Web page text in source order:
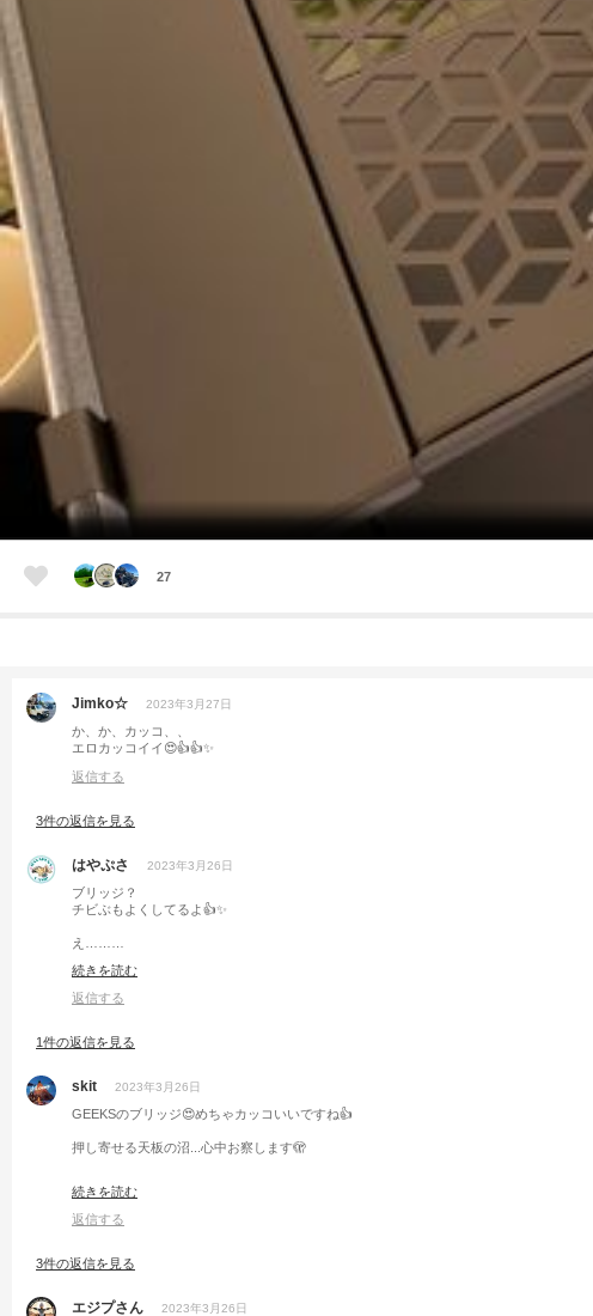
27
Jimko☆ 2023年3月27日
か、か、カッコ、、
エロカッコイイ😍👍👍✨
返信する
3件の返信を見る
はやぷさ 2023年3月26日
ブリッジ？
チビぶもよくしてるよ👍✨
え………
見たことねぇえ！(ﾟДﾟ)ﾊｧﾊｧ
続きを読む
返信する
1件の返信を見る
skit 2023年3月26日
GEEKSのブリッジ😍めちゃカッコいいですね👍
押し寄せる天板の沼...心中お察します🫣
なんならすぐ買える店も紹介できますよ！と悪魔の囁き👿
続きを読む
返信する
3件の返信を見る
エジプさん 2023年3月26日